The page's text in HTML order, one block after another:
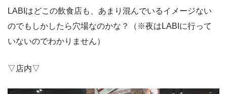
LABIはどこの飲食店も、あまり混んでいるイメージない
のでもしかしたら穴場なのかな？（※夜はLABIに行って
いないのでわかりません）
▽店内▽